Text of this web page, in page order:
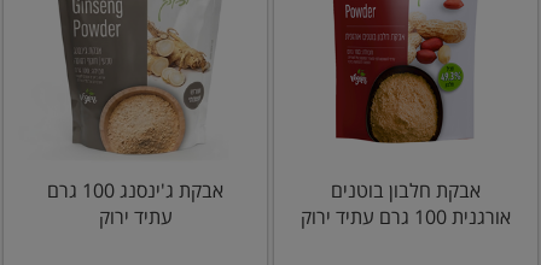
אבקת חלבון בוטנים
אורגנית 100 גרם עתיד ירוק
אבקת ג'ינסנג 100 גרם
עתיד ירוק